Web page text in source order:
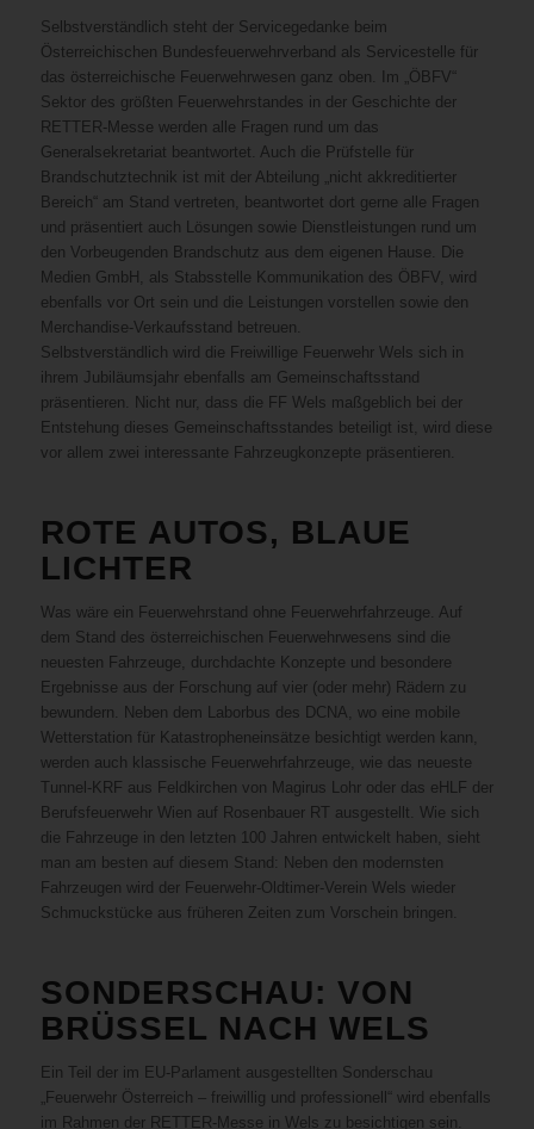
Selbstverständlich steht der Servicegedanke beim
Österreichischen Bundesfeuerwehrverband als Servicestelle für
das österreichische Feuerwehrwesen ganz oben. Im „ÖBFV“
Sektor des größten Feuerwehrstandes in der Geschichte der
RETTER-Messe werden alle Fragen rund um das
Generalsekretariat beantwortet. Auch die Prüfstelle für
Brandschutztechnik ist mit der Abteilung „nicht akkreditierter
Bereich“ am Stand vertreten, beantwortet dort gerne alle Fragen
und präsentiert auch Lösungen sowie Dienstleistungen rund um
den Vorbeugenden Brandschutz aus dem eigenen Hause. Die
Medien GmbH, als Stabsstelle Kommunikation des ÖBFV, wird
ebenfalls vor Ort sein und die Leistungen vorstellen sowie den
Merchandise-Verkaufsstand betreuen.
Selbstverständlich wird die Freiwillige Feuerwehr Wels sich in
ihrem Jubiläumsjahr ebenfalls am Gemeinschaftsstand
präsentieren. Nicht nur, dass die FF Wels maßgeblich bei der
Entstehung dieses Gemeinschaftsstandes beteiligt ist, wird diese
vor allem zwei interessante Fahrzeugkonzepte präsentieren.
ROTE AUTOS, BLAUE
LICHTER
Was wäre ein Feuerwehrstand ohne Feuerwehrfahrzeuge. Auf
dem Stand des österreichischen Feuerwehrwesens sind die
neuesten Fahrzeuge, durchdachte Konzepte und besondere
Ergebnisse aus der Forschung auf vier (oder mehr) Rädern zu
bewundern. Neben dem Laborbus des DCNA, wo eine mobile
Wetterstation für Katastropheneinsätze besichtigt werden kann,
werden auch klassische Feuerwehrfahrzeuge, wie das neueste
Tunnel-KRF aus Feldkirchen von Magirus Lohr oder das eHLF der
Berufsfeuerwehr Wien auf Rosenbauer RT ausgestellt. Wie sich
die Fahrzeuge in den letzten 100 Jahren entwickelt haben, sieht
man am besten auf diesem Stand: Neben den modernsten
Fahrzeugen wird der Feuerwehr-Oldtimer-Verein Wels wieder
Schmuckstücke aus früheren Zeiten zum Vorschein bringen.
SONDERSCHAU: VON
BRÜSSEL NACH WELS
Ein Teil der im EU-Parlament ausgestellten Sonderschau
„Feuerwehr Österreich – freiwillig und professionell“ wird ebenfalls
im Rahmen der RETTER-Messe in Wels zu besichtigen sein.